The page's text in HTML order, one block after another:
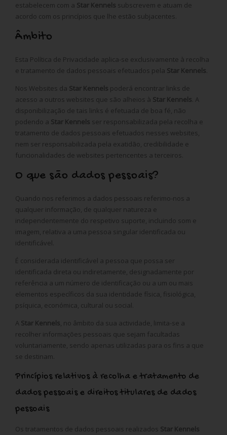
estabelecem com a Star Kennels subscrevem e atuam de
acordo com os princípios que lhe estão subjacentes.
Âmbito
Esta Política de Privacidade aplica-se exclusivamente à recolha
e tratamento de dados pessoais efetuados pela Star Kennels
Nos Websites da Star Kennels poderá encontrar links de
acesso a outros websites que são alheios à Star Kennels . A
disponibilização de tais links é efetuada de boa fé, não
podendo a Star Kennels ser responsabilizada pela recolha e
tratamento de dados pessoais efetuados nesses websites,
nem ser responsabilizada pela exatidão, credibilidade e
funcionalidades de websites pertencentes a terceiros.
O que são dados pessoais?
Quando nos referimos a dados pessoais referimo-nos a
qualquer informação, de qualquer natureza e
independentemente do respetivo suporte, incluindo som e
imagem, relativa a uma pessoa singular identificada ou
identificável.
É considerada identificável a pessoa que possa ser
identificada direta ou indiretamente, designadamente por
referência a um número de identificação ou a um ou mais
elementos específicos da sua identidade física, fisiológica,
psíquica, económica, cultural ou social.
A Star Kennels, no âmbito da sua actividade, limita-se a
recolher informações pessoais que sejam facultadas
voluntariamente, sendo apenas utilizadas para os fins a que
se destinam.
Princípios relativos à recolha e tratamento de
dados pessoais e direitos titulares de dados
pessoais
Os tratamentos de dados pessoais realizados Star Kennels